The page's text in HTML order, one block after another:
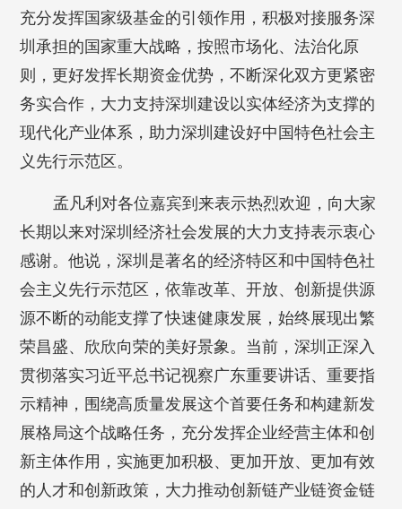
充分发挥国家级基金的引领作用，积极对接服务深
圳承担的国家重大战略，按照市场化、法治化原
则，更好发挥长期资金优势，不断深化双方更紧密
务实合作，大力支持深圳建设以实体经济为支撑的
现代化产业体系，助力深圳建设好中国特色社会主
义先行示范区。
孟凡利对各位嘉宾到来表示热烈欢迎，向大家
长期以来对深圳经济社会发展的大力支持表示衷心
感谢。他说，深圳是著名的经济特区和中国特色社
会主义先行示范区，依靠改革、开放、创新提供源
源不断的动能支撑了快速健康发展，始终展现出繁
荣昌盛、欣欣向荣的美好景象。当前，深圳正深入
贯彻落实习近平总书记视察广东重要讲话、重要指
示精神，围绕高质量发展这个首要任务和构建新发
展格局这个战略任务，充分发挥企业经营主体和创
新主体作用，实施更加积极、更加开放、更加有效
的人才和创新政策，大力推动创新链产业链资金链